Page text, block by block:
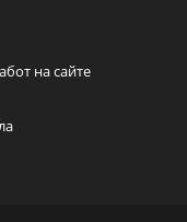
на сайте